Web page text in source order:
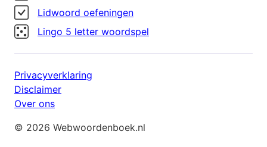
Lidwoord oefeningen
Lingo 5 letter woordspel
Privacyverklaring
Disclaimer
Over ons
© 2026 Webwoordenboek.nl